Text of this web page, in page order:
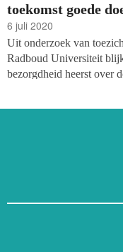
toekomst goede
6 juli 2020
Uit onderzoek van
Radboud Universiteit
bezorgdheid heerst over
activiteiten voor de
reserves. Toch laat de
activiteiten en